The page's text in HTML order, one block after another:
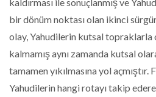
bir dönüm noktası olan ikinci
olay, Yahudilerin kutsal topraklarla
kalmamış aynı zamanda kutsal
tamamen yıkılmasına yol açmıştır.
Yahudilerin hangi rotayı takip